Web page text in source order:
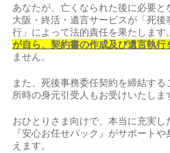
あなたが、亡くなられた後に必要と
大阪・終活・遺言サービスが「死
行」によって法的責任を果たします。
が自ら、契約書の作成及び遺言執行
ません。
また、死後事務委任契約を締結す
所時の身元引受人もお受けいたしま
おひとりさま向けで、本当に充実
『安心お任せパック』がサポート
えます。